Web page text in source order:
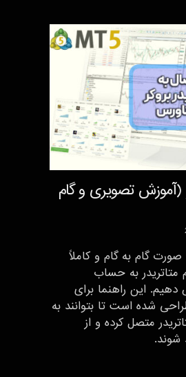
(آموزش تصویری و گام
صورت گام به گام و کاملاً
متاتریدر به حساب
دهیم. این راهنما برای
شده است تا بتوانند به
متصل کرده و از
شوند.